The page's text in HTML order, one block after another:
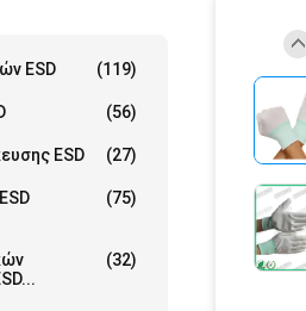
ESD (119)
(56)
ESD (27)
(75)
(32)